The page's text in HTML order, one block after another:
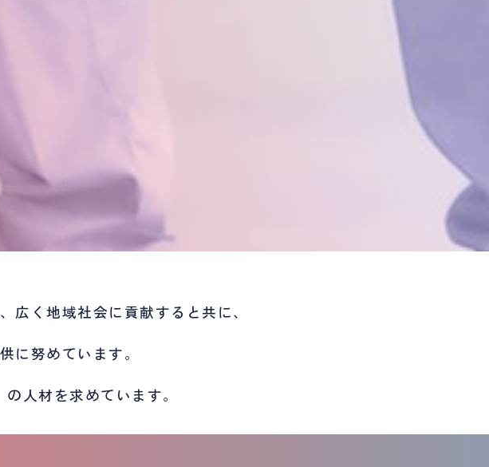
広く 地域社会に 貢献すると 共に、
に努めています。
の 人材を求めています。